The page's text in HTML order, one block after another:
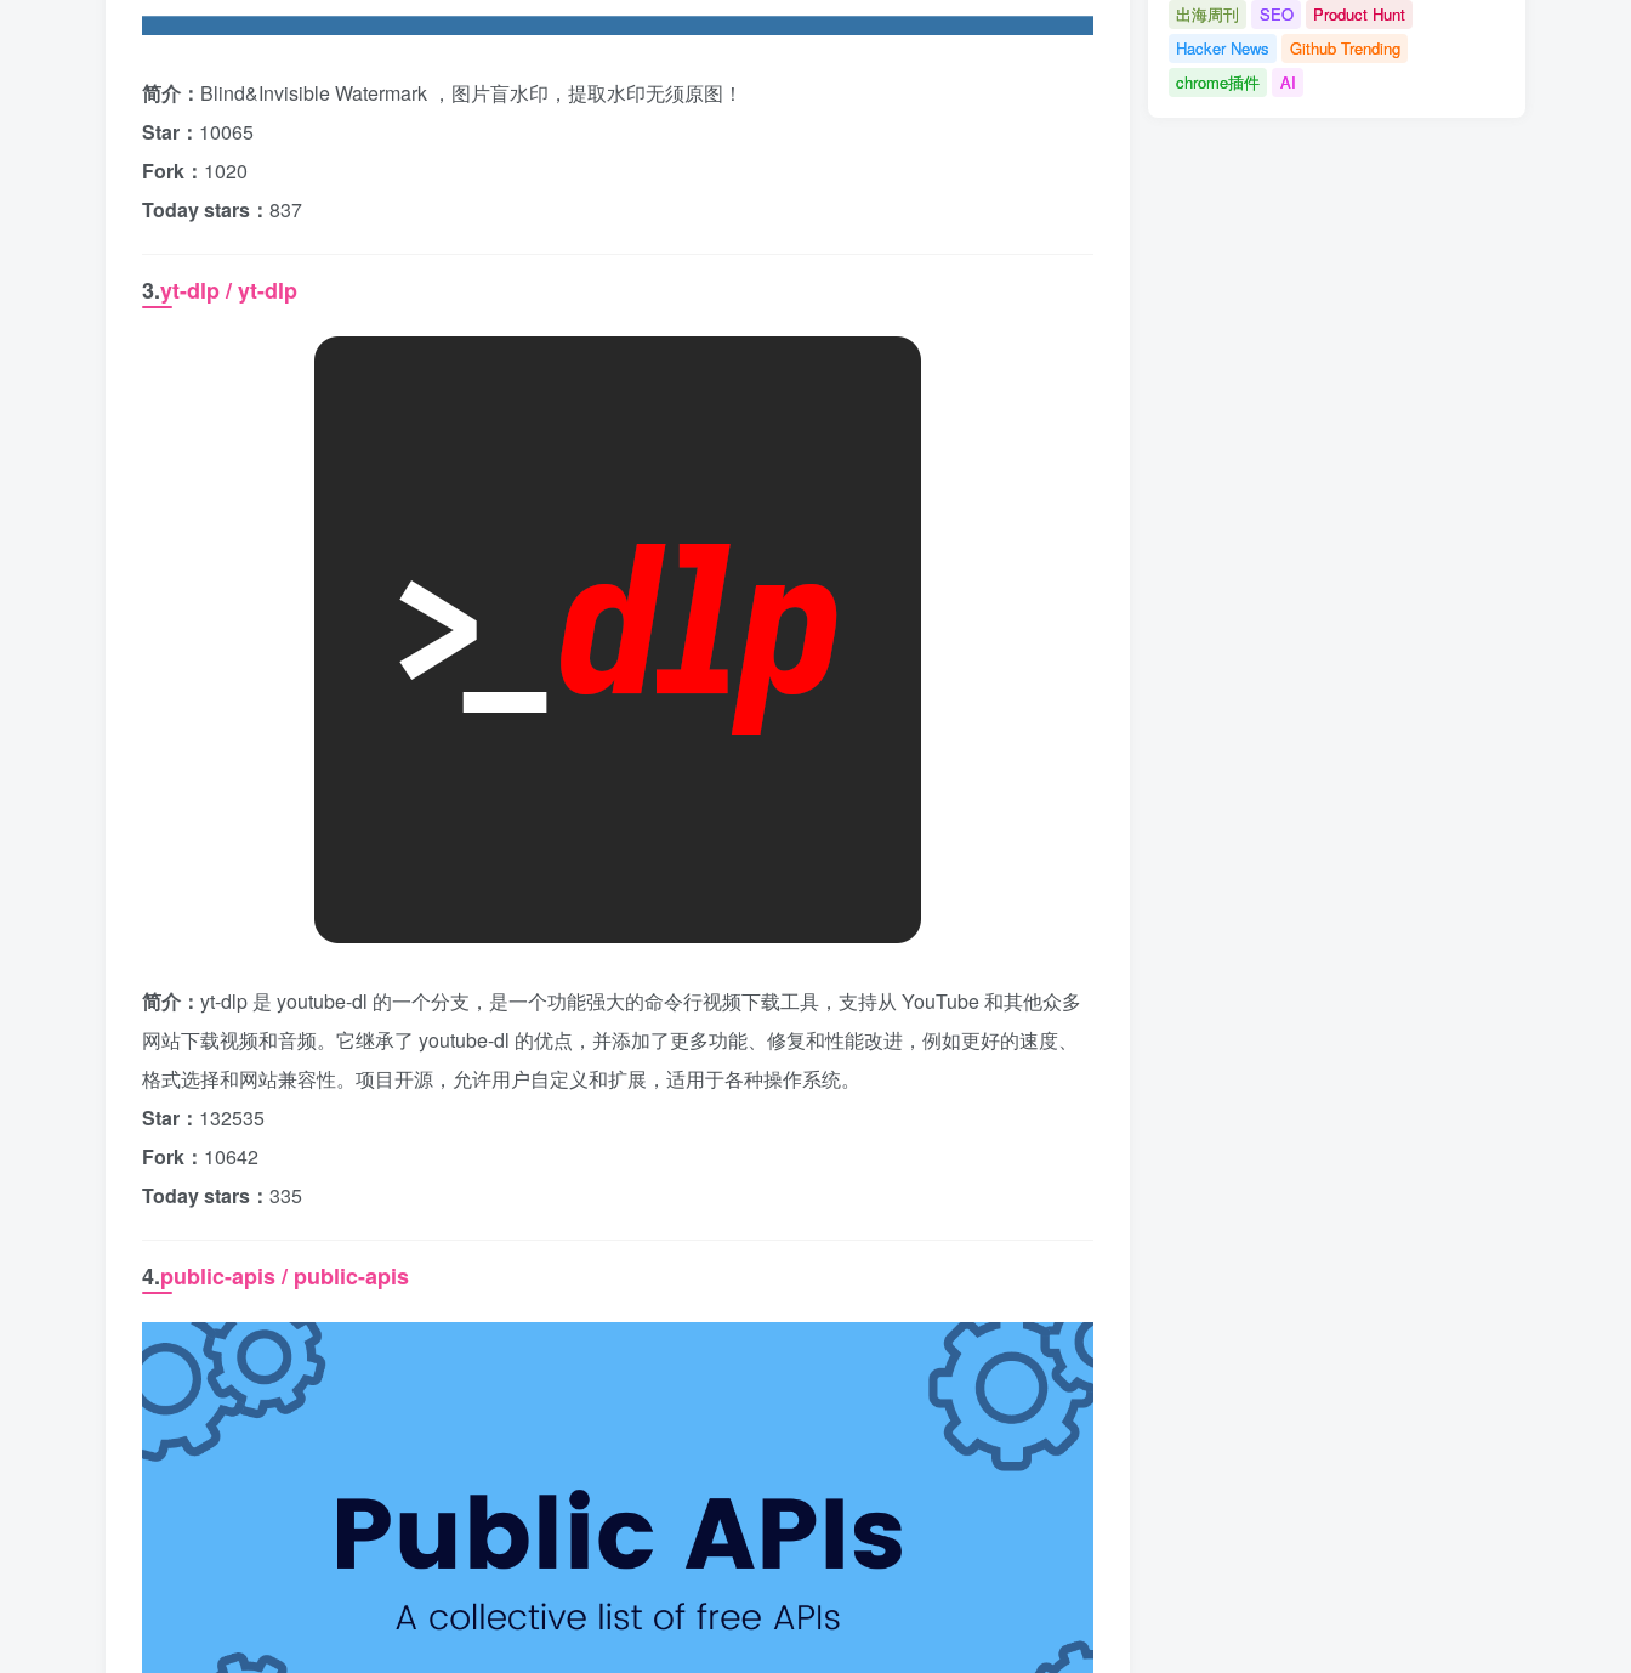
简介： Blind&Invisible Watermark ，图片盲水印，提取水印无须原图！
Star： 10065
Fork： 1020
Today stars： 837
3.yt-dlp / yt-dlp
简介： yt-dlp 是 youtube-dl 的一个分支，是一个功能强大的命令行视频下载工具，支持从 YouTube 和其他众多
网站下载视频和音频。它继承了 youtube-dl 的优点，并添加了更多功能、修复和性能改进，例如更好的速度、
格式选择和网站兼容性。项目开源，允许用户自定义和扩展，适用于各种操作系统。
Star： 132535
Fork： 10642
Today stars： 335
4.public-apis / public-apis
出海周刊
SEO
Product Hunt
Hacker News
Github Trending
chrome插件
AI